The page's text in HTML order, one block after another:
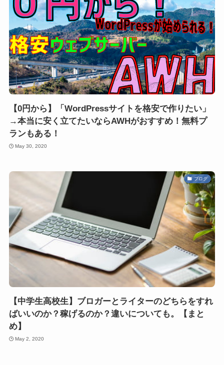
【0円から】「WordPressサイトを格安で作りたい」
→本当に安く立てたいならAWHがおすすめ！無料プ
ランもある！
May 30, 2020
ブログ
【中学生高校生】ブロガーとライターのどちらをすれ
ばいいのか？稼げるのか？違いについても。【まと
め】
May 2, 2020